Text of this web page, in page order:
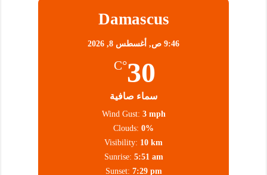
Damascus
9:46 ص, أغسطس 8, 2026
30
°C
سماء صافية
Wind Gust: 3 mph
Clouds: 0%
Visibility: 10 km
Sunrise: 5:51 am
Sunset: 7:29 pm